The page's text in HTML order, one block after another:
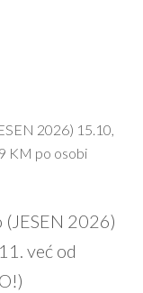
(JESEN 2026)
već od